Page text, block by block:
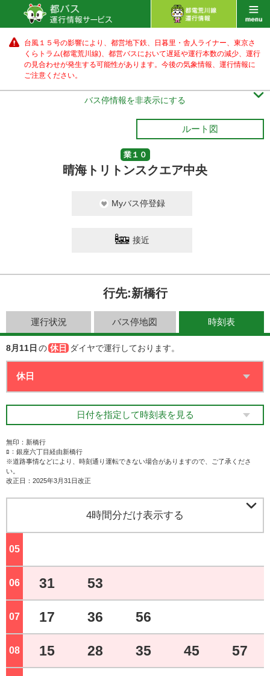
台風１５号の影響により、都営地下鉄、日暮里・舎人ライナー、東京さ
くらトラム(都電荒川線)、都営バスにおいて遅延や運行本数の減少、運行
の見合わせが発生する可能性があります。 今後の気象情報、運行情報に
ご注意ください。
バス停情報を非表示にする 
ルート図
業１０
晴海トリトンスクエア中央
Myバス停登録
接近
行先:新橋行
運行状況 バス停地図 時刻表
8月11日 の 休日 ダイヤで運行しております。
日付を指定して時刻表を見る
無印：新橋行
ﾛ：銀座六丁目経由新橋行
※道路事情などにより、時刻通り運転できない場合がありますので、ご了承くださ
い。
改正日：2025年3月31日改正
4時間分だけ表示する 
05
06 31 53
07 17 36 56
08 15 28 35 45 57